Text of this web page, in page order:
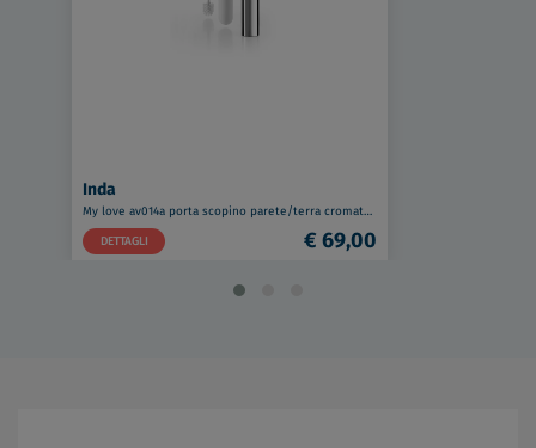
Inda
My love av014a porta scopino parete/terra cromato codice prod: AV014ACR007
DETTAGLI
€ 69,00